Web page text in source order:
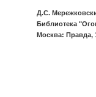
Д.С.
Библиотека
Москва: Правда,